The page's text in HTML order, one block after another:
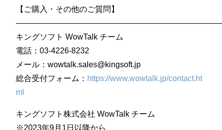
【ご購入・その他のご質問】
キングソフト WowTalk チーム
電話：03-4226-8232
メール：wowtalk.sales@kingsoft.jp
総合受付フォーム： https://www.wowtalk.jp/contact.ht
ml
キングソフト株式会社 WowTalk チーム
※2023年9月1日以降から